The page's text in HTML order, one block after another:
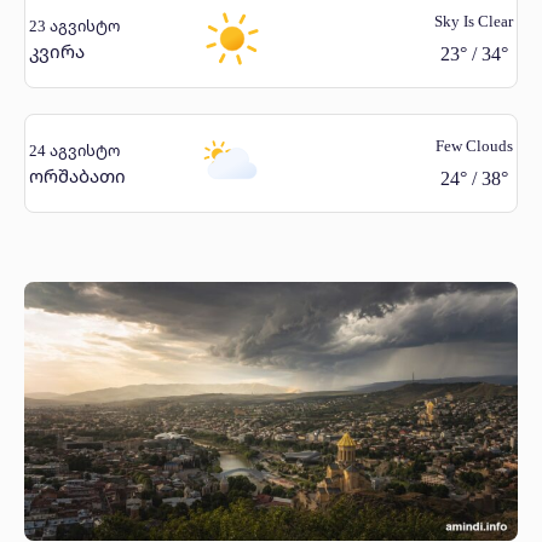
23 აგვისტო
კვირა
Sky Is Clear
23°/34°
24 აგვისტო
ორშაბათი
Few Clouds
24°/38°